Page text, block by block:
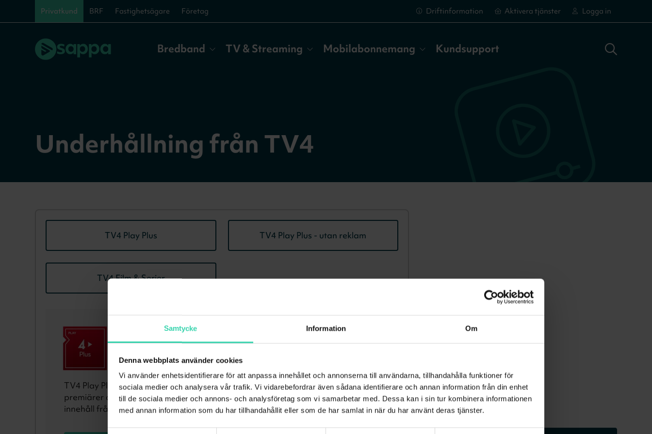
Samtycke Information Om
Denna webbplats använder cookies
Vi använder enhetsidentifierare för att anpassa innehållet och annonserna till användarna, tillhandahålla funktioner för
sociala medier och analysera vår trafik. Vi vidarebefordrar även sådana identifierare och annan information från din enhet
till de sociala medier och annons- och analysföretag som vi samarbetar med. Dessa kan i sin tur kombinera informationen
med annan information som du har tillhandahållit eller som de har samlat in när du har använt deras tjänster.
Privatkund BRF Fastighetsägare Företag Driftinformation Aktivera tjänster Logga in
Aktivera tjänster
Bredband TV & Streaming Mobilabonnemang Kundsupport
Underhållning från TV4
TV4 Play Plus TV4 Play Plus - utan reklam
TV4 Film & Serier
TV4 Play Plus 69kr/mån
TV4 Play Plus erbjuder ett brett utbud av all underhållning från TV4, med exklusiva
premiärer och förtur till avsnitt. Dessutom barnprogram, reality från Hayu, brittiskt
innehåll från BritBox samt historia och faktaserier från HISTORY Play.